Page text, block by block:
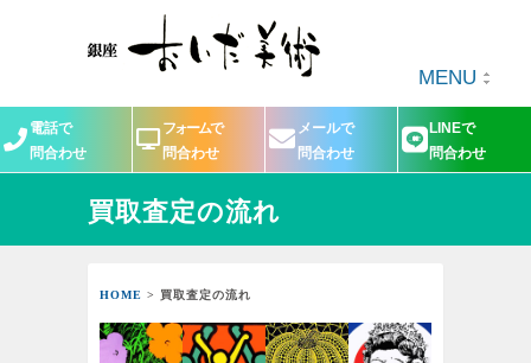
MENU
電話で
問合わせ
フォームで
問合わせ
メールで
問合わせ
LINEで
問合わせ
買取査定の流れ
HOME > 買取査定の流れ